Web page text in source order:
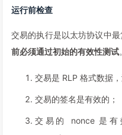
运行前检查
交易的执行是以太坊协议中
前必须通过初始的有效性测试
交易是 RLP 格式数据
交易的签名是有效的；
交易的 nonce 是